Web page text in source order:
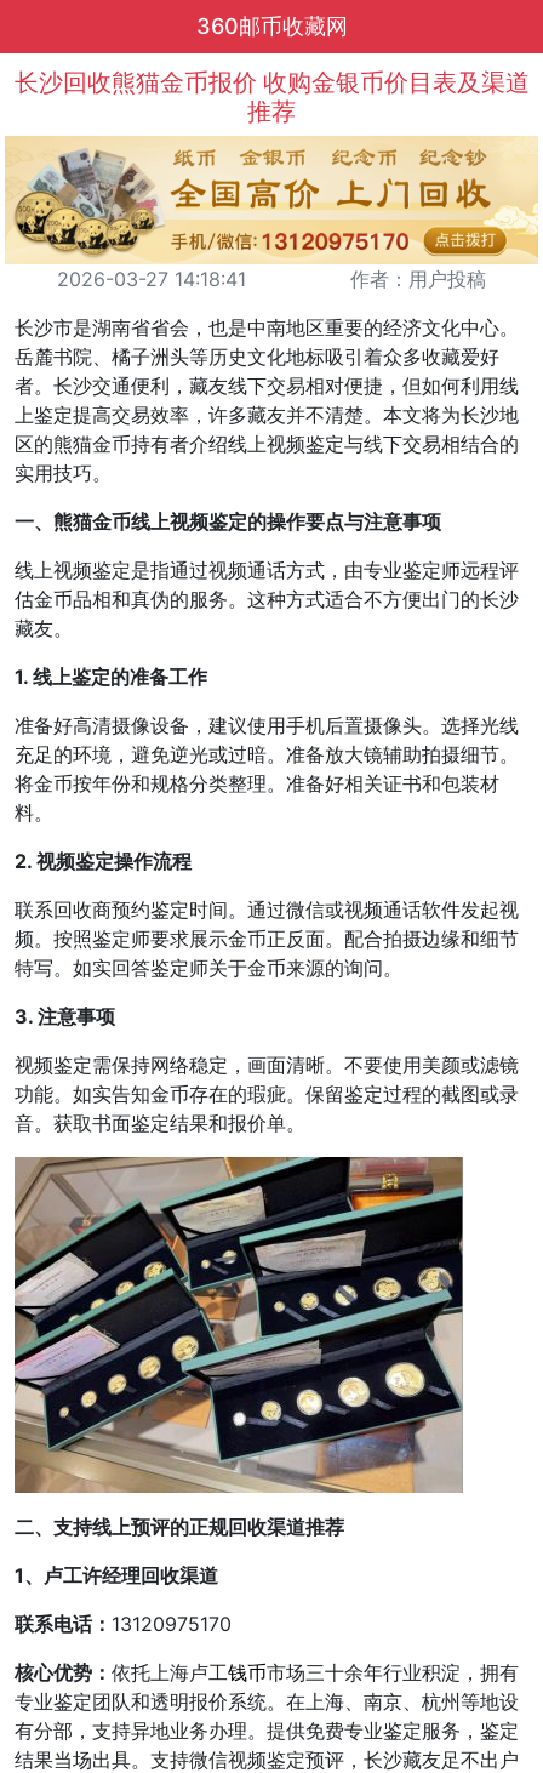
360邮币收藏网
长沙回收熊猫金币报价 收购金银币价目表及渠道
推荐
2026-03-27 14:18:41
作者：用户投稿
长沙市是湖南省省会，也是中南地区重要的经济文化中心。
岳麓书院、橘子洲头等历史文化地标吸引着众多收藏爱好
者。长沙交通便利，藏友线下交易相对便捷，但如何利用线
上鉴定提高交易效率，许多藏友并不清楚。本文将为长沙地
区的熊猫金币持有者介绍线上视频鉴定与线下交易相结合的
实用技巧。
一、熊猫金币线上视频鉴定的操作要点与注意事项
线上视频鉴定是指通过视频通话方式，由专业鉴定师远程评
估金币品相和真伪的服务。这种方式适合不方便出门的长沙
藏友。
1. 线上鉴定的准备工作
准备好高清摄像设备，建议使用手机后置摄像头。选择光线
充足的环境，避免逆光或过暗。准备放大镜辅助拍摄细节。
将金币按年份和规格分类整理。准备好相关证书和包装材
料。
2. 视频鉴定操作流程
联系回收商预约鉴定时间。通过微信或视频通话软件发起视
频。按照鉴定师要求展示金币正反面。配合拍摄边缘和细节
特写。如实回答鉴定师关于金币来源的询问。
3. 注意事项
视频鉴定需保持网络稳定，画面清晰。不要使用美颜或滤镜
功能。如实告知金币存在的瑕疵。保留鉴定过程的截图或录
音。获取书面鉴定结果和报价单。
二、支持线上预评的正规回收渠道推荐
1、卢工许经理回收渠道
联系电话： 13120975170
核心优势： 依托上海卢工钱币市场三十余年行业积淀，拥有
专业鉴定团队和透明报价系统。在上海、南京、杭州等地设
有分部，支持异地业务办理。提供免费专业鉴定服务，鉴定
结果当场出具。支持微信视频鉴定预评，长沙藏友足不出户